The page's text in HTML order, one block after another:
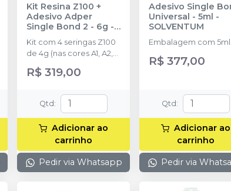
Kit Resina Z100 +
Adesivo Adper
Single Bond 2 - 6g -
SOLVENTUM
Kit com 4 seringas Z100
de 4g (nas cores A1, A2,
6g (adesivo).
R$ 319,00
Qtd :
Adicionar ao
carrinho
Pedir via Whatsapp
Adesivo Single
Universal - 5ml -
SOLVENTUM
Embalagem com 5ml.
R$ 377,00
Qtd :
Adicionar ao
carrinho
Pedir via